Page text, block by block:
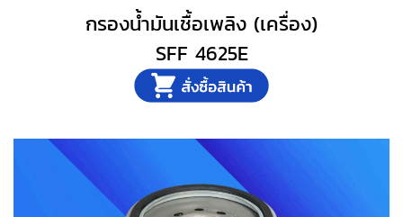
กรองน้ำมันเชื้อเพลิง (เครื่อง)
SFF 4625E